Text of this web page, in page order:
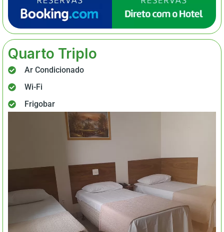
Quarto Triplo
Ar Condicionado
Wi-Fi
Frigobar